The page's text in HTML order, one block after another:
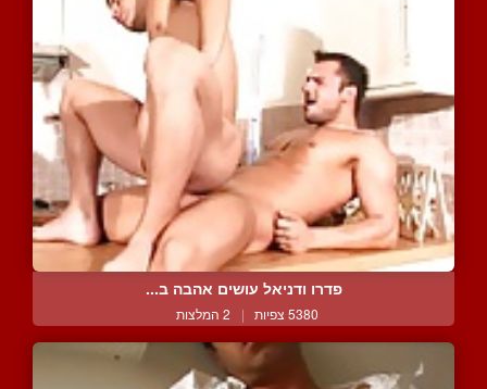
פדרו ודניאל עושים אהבה ב...
5380 צפיות | 2 המלצות